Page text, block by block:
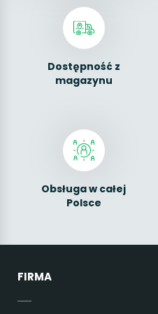
Dostępność z
magazynu
Obsługa w całej
Polsce
FIRMA